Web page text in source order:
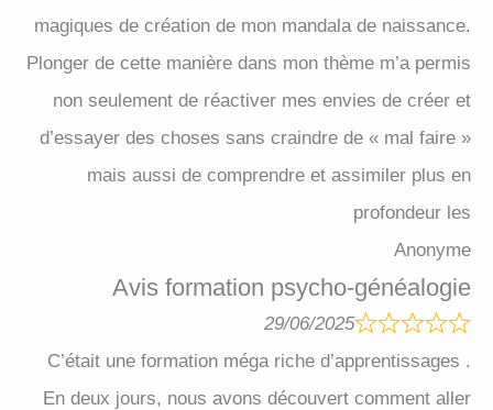
magiques de création de mon mandala de naissance.
Plonger de cette manière dans mon thème m’a permis
non seulement de réactiver mes envies de créer et
d’essayer des choses sans craindre de « mal faire »
mais aussi de comprendre et assimiler plus en
profondeur les
Anonyme
Avis formation psycho-généalogie
29/06/2025
C’était une formation méga riche d’apprentissages .
En deux jours, nous avons découvert comment aller